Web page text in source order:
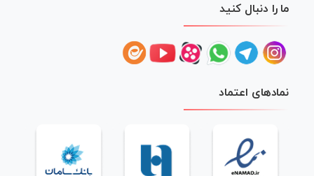
ما را دنبال کنید
نمادهای اعتماد